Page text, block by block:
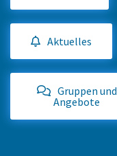
Aktuelles
Gruppen und
Angebote